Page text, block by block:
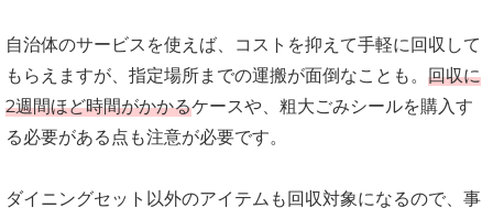
自治体のサービスを使えば、コストを抑えて手軽に回収して
もらえますが、指定場所までの運搬が面倒なことも。 回収に
2週間ほど時間がかかるケースや、粗大ごみシールを購入す
る必要がある点も注意が必要です。
ダイニングセット以外のアイテムも回収対象になるので、事